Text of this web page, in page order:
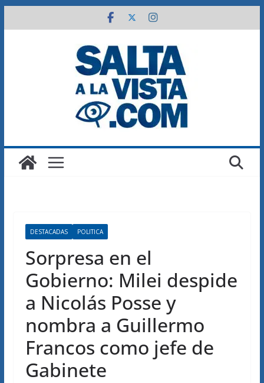
al
DESTACADAS POLITICA
Sorpresa en el
Gobierno: Milei despide
a Nicolás Posse y
nombra a Guillermo
Francos como jefe de
Gabinete